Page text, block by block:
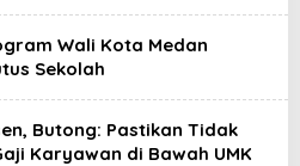
Wali Kota Medan
Sekolah
Butong: Pastikan Tidak
Karyawan di Bawah UMK